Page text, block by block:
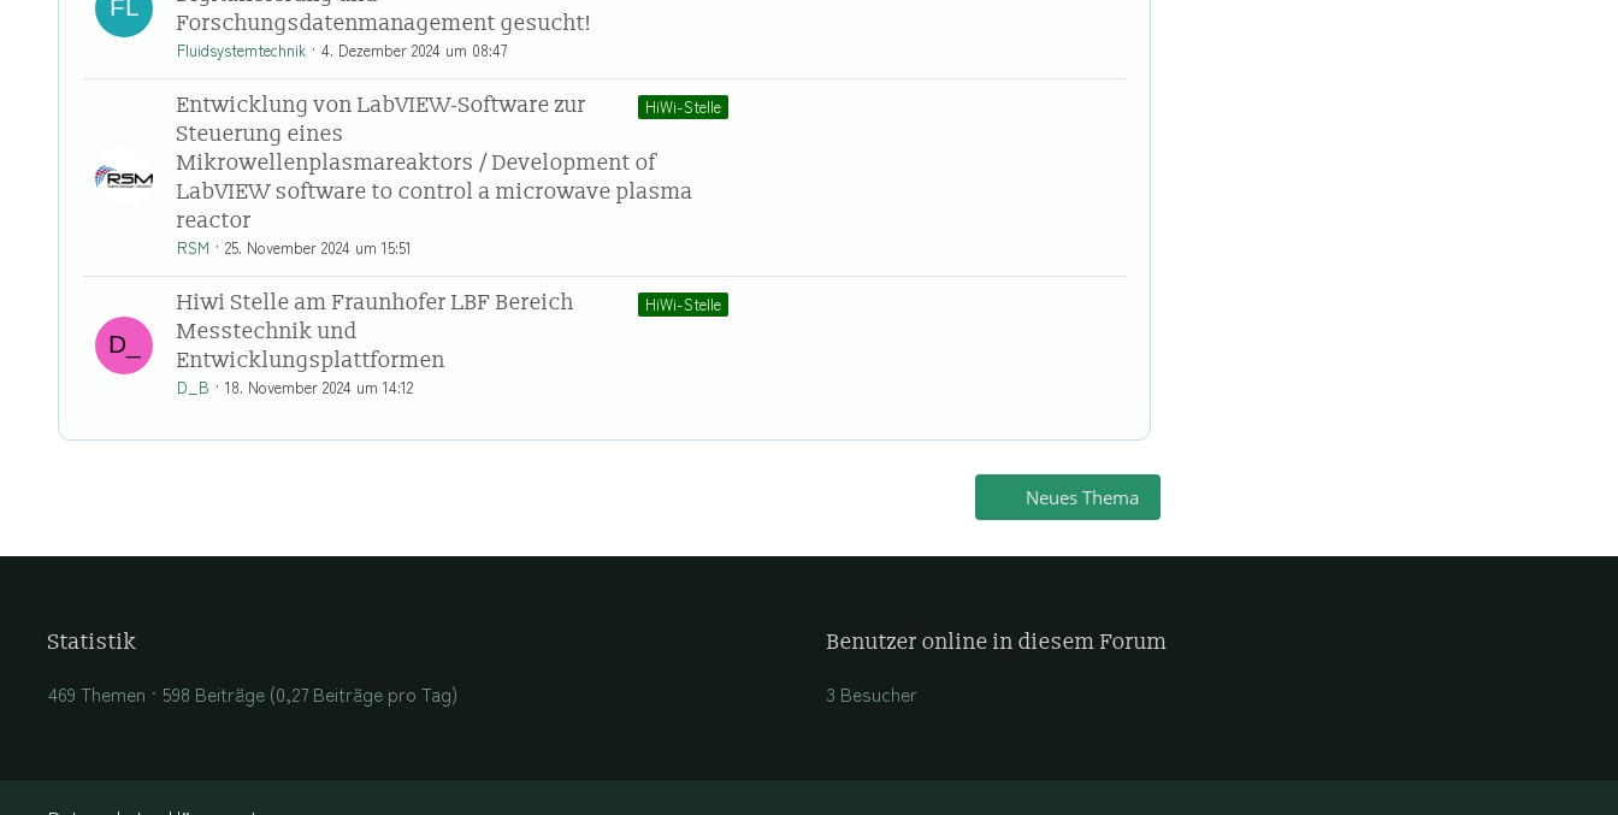
Forschungsdatenmanagement gesucht!
Fluidsystemtechnik 4. Dezember 2024 um 08:47
HiWi-Stelle
Entwicklung von LabVIEW-Software zur
Steuerung eines
Mikrowellenplasmareaktors / Development of
LabVIEW software to control a microwave plasma
reactor
RSM 25. November 2024 um 15:51
HiWi-Stelle
Hiwi Stelle am Fraunhofer LBF Bereich
Messtechnik und
Entwicklungsplattformen
D_B 18. November 2024 um 14:12
Neues Thema
Statistik
469 Themen
598 Beiträge (0,27 Beiträge pro Tag)
Benutzer online in diesem Forum
3 Besucher